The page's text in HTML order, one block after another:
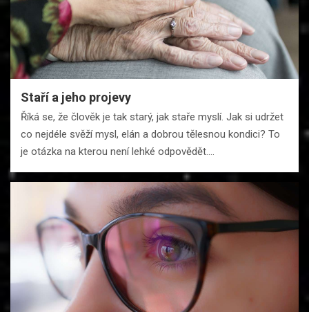
Staří a jeho projevy
Říká se, že člověk je tak starý, jak staře myslí. Jak si udržet
co nejdéle svěží mysl, elán a dobrou tělesnou kondici? To
je otázka na kterou není lehké odpovědět.…